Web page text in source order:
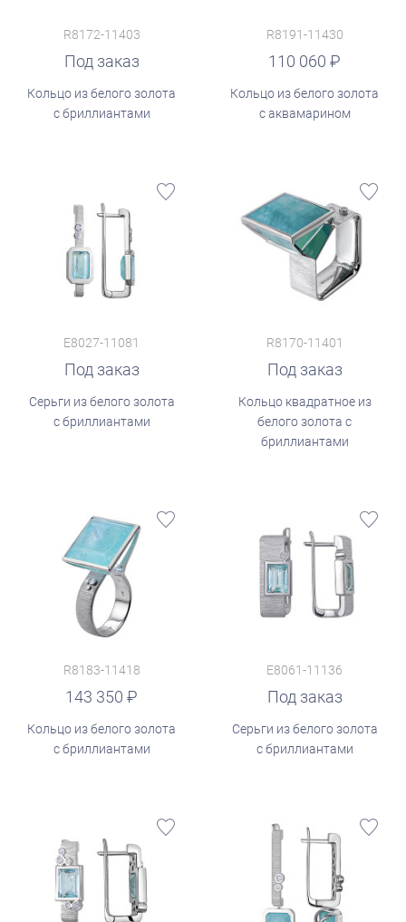
R8172-11403
Под заказ
Кольцо из белого золота
с бриллиантами
R8191-11430
110 060
руб.
Кольцо из белого золота
с аквамарином
E8027-11081
Под заказ
Серьги из белого золота
с бриллиантами
R8170-11401
Под заказ
Кольцо квадратное из
белого золота с
бриллиантами
R8183-11418
143 350
Кольцо из белого золота
с бриллиантами
E8061-11136
Под заказ
Серьги из белого золота
с бриллиантами